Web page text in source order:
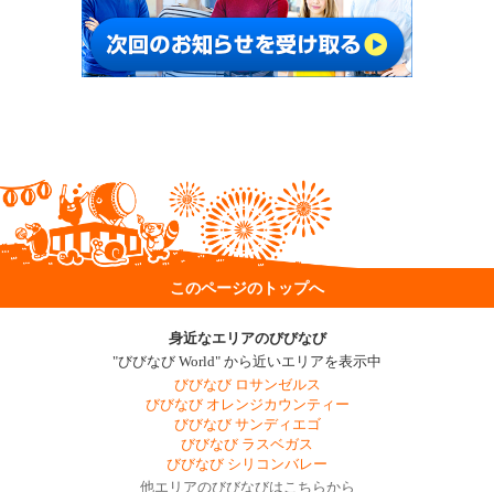
このページのトップへ
身近なエリアのびびなび
"びびなび World" から近いエリアを表示中
びびなび ロサンゼルス
びびなび オレンジカウンティー
びびなび サンディエゴ
びびなび ラスベガス
びびなび シリコンバレー
他エリアのびびなびはこちらから